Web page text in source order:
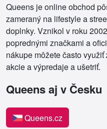
Queens je online obchod
zameraný na lifestyle a
doplnky. Vznikol v roku
poprednými značkami a
nákupe môžete často využiť
akcie a výpredaje a ušetriť.
Queens aj v Česku
Queens.cz